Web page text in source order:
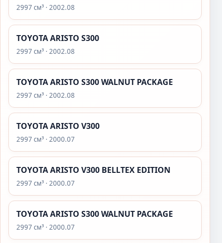
2997 см³ · 2002.08
TOYOTA ARISTO S300
2997 см³ · 2002.08
TOYOTA ARISTO S300 WALNUT PACKAGE
2997 см³ · 2002.08
TOYOTA ARISTO V300
2997 см³ · 2000.07
TOYOTA ARISTO V300 BELLTEX EDITION
2997 см³ · 2000.07
TOYOTA ARISTO S300 WALNUT PACKAGE
2997 см³ · 2000.07